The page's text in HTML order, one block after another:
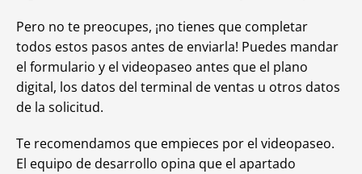
Pero no te preocupes, ¡no tienes que completar
todos estos pasos antes de enviarla! Puedes mandar
el formulario y el videopaseo antes que el plano
digital, los datos del terminal de ventas u otros datos
de la solicitud.
Te recomendamos que empieces por el videopaseo.
El equipo de desarrollo opina que el apartado